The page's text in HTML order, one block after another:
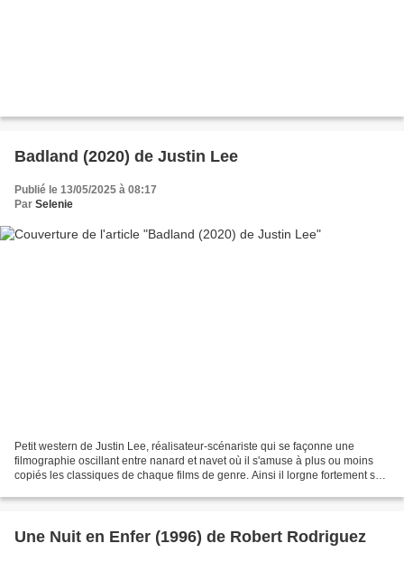
Badland (2020) de Justin Lee
Publié le 13/05/2025 à 08:17
Par Selenie
Petit western de Justin Lee, réalisateur-scénariste qui se façonne une
filmographie oscillant entre nanard et navet où il s'amuse à plus ou moins
copiés les classiques de chaque films de genre. Ainsi il lorgne fortement sur
Une Nuit en Enfer (1996) de Robert Rodriguez